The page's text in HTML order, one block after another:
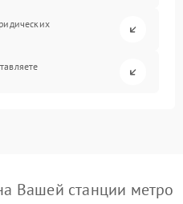
Вашей станции метро